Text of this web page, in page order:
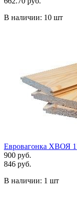
В наличии: 10 шт
Евровагонка ХВОЯ
900 руб.
846 руб.
В наличии: 1 шт